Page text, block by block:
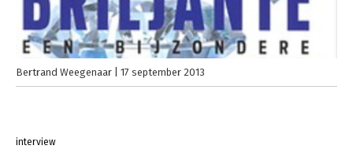
Bertrand Weegenaar 17 september 2013
interview